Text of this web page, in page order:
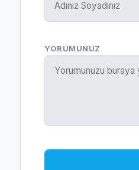
YORUMUNUZ